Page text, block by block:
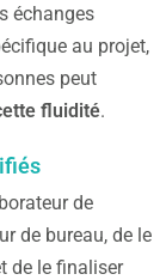
échanges
au projet,
peut
fluidité.
de
de bureau, de le
de le finaliser